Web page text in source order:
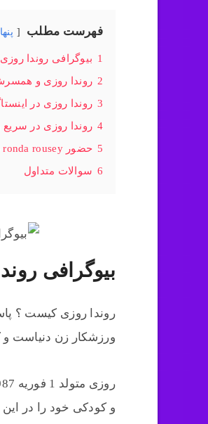
فهرست مطلب
1 بیوگرافی روندا روزی
2 روندا روزی و
3 روندا روزی در
4 روندا روزی در
5 حضور ronda rousey در لیست 10 بوکسور برتر
6 سوالات متداول
بیوگرافی
روندا روزی کیست ؟
ورزشکار زن دنیاست و
و کودکی خود را در